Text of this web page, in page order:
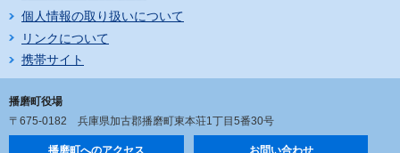
個人情報の取り扱いについて
リンクについて
携帯サイト
播磨町役場
〒675-0182 兵庫県加古郡播磨町東本荘1丁目5番30号
播磨町へのアクセス お問い合わせ